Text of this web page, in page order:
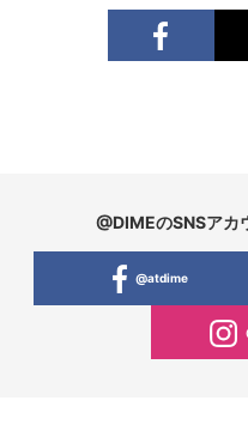
@DIMEのSNSアカ
@atdime